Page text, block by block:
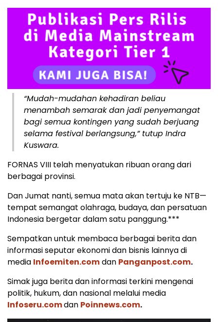
“Mudah-mudahan kehadiran beliau
menambah semarak dan jadi penyemangat
bagi semua kontingen yang sudah berjuang
selama festival berlangsung,” tutup Indra
Kuswara.
FORNAS VIII telah menyatukan ribuan orang dari
berbagai provinsi.
Dan Jumat nanti, semua mata akan tertuju ke NTB—
tempat semangat olahraga, budaya, dan persatuan
Indonesia bergetar dalam satu panggung.***
Sempatkan untuk membaca berbagai berita dan
informasi seputar ekonomi dan bisnis lainnya di
media Infoemiten.comdan Panganpost.com.
Simak juga berita dan informasi terkini mengenai
politik, hukum, dan nasional melalui media
Infoseru.comdan Poinnews.com.